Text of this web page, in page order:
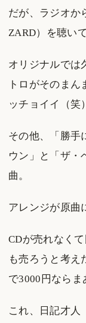
だが、ラジオか
ZARD）を聴い
オリジナルでは
トロがそのま
ッチョイイ（笑
その他、「勝手
ウン」と「ザ・
曲。
アレンジが原曲
CDが売れなく
も売ろうと考え
で3000円ならま
これ、日記才人